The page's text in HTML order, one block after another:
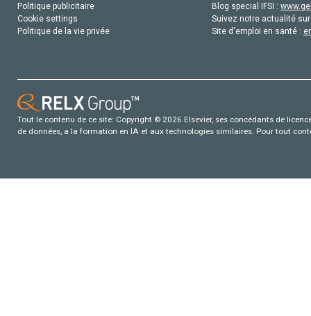
Politique publicitaire
Cookie settings
Politique de la vie privée
Blog special IFSI :
Suivez notre actualité
Site d'emploi en santé :
Tout le contenu de ce site: Copyright © 2026 Elsevier, ses concédants de
de données, a la formation en IA et aux technologies similaires. Pour tout